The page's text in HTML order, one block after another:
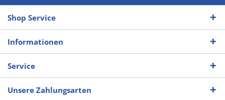
Shop Service
Informationen
Service
Unsere Zahlungsarten